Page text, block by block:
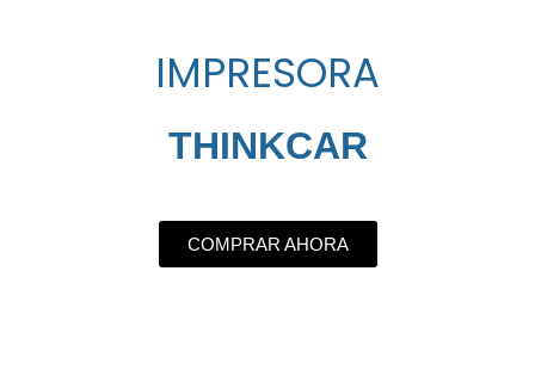
IMPRESORA
THINKCAR
COMPRAR AHORA